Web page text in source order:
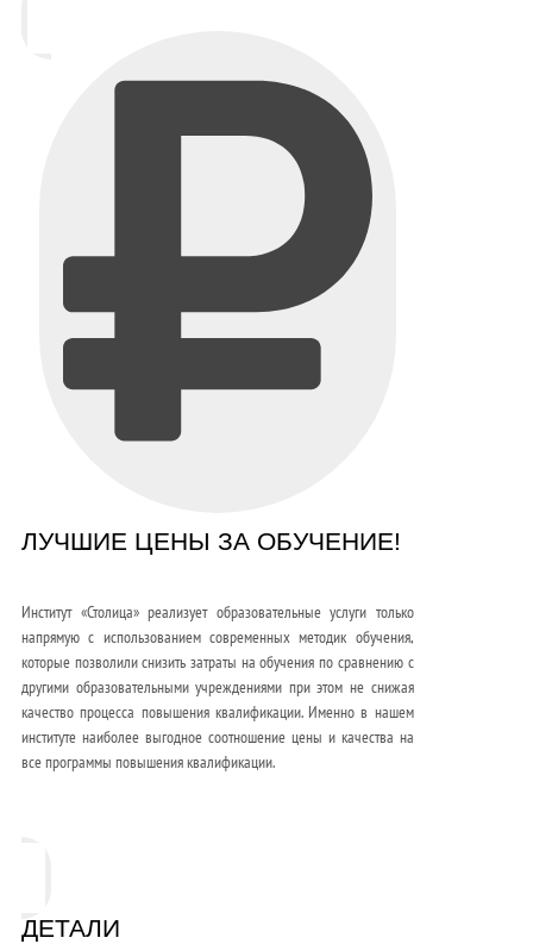
ЛУЧШИЕ ЦЕНЫ ЗА ОБУЧЕНИЕ!
Институт «Столица» реализует образовательные услуги только
напрямую с использованием современных методик обучения,
которые позволили снизить затраты на обучения по сравнению с
другими образовательными учреждениями при этом не снижая
качество процесса повышения квалификации. Именно в нашем
институте наиболее выгодное соотношение цены и качества на
все программы повышения квалификации.
ДЕТАЛИ